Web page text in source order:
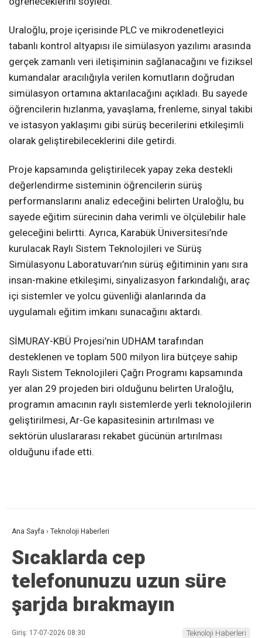
Uraloğlu, proje içerisinde PLC ve mikrodenetleyici
tabanlı kontrol altyapısı ile simülasyon yazılımı arasında
gerçek zamanlı veri iletişiminin sağlanacağını ve fiziksel
kumandalar aracılığıyla verilen komutların doğrudan
simülasyon ortamına aktarılacağını açıkladı. Bu sayede
öğrencilerin hızlanma, yavaşlama, frenleme, sinyal takibi
ve istasyon yaklaşımı gibi sürüş becerilerini etkileşimli
olarak geliştirebileceklerini dile getirdi.
Proje kapsamında geliştirilecek yapay zeka destekli
değerlendirme sisteminin öğrencilerin sürüş
performanslarını analiz edeceğini belirten Uraloğlu, bu
sayede eğitim sürecinin daha verimli ve ölçülebilir hale
geleceğini belirtti. Ayrıca, Karabük Üniversitesi’nde
kurulacak Raylı Sistem Teknolojileri ve Sürüş
Simülasyonu Laboratuvarı’nın sürüş eğitiminin yanı sıra
insan-makine etkileşimi, sinyalizasyon farkındalığı, araç
içi sistemler ve yolcu güvenliği alanlarında da
uygulamalı eğitim imkanı sunacağını aktardı.
SİMURAY-KBÜ Projesi’nin UDHAM tarafından
desteklenen ve toplam 500 milyon lira bütçeye sahip
Raylı Sistem Teknolojileri Çağrı Programı kapsamında
yer alan 29 projeden biri olduğunu belirten Uraloğlu,
programın amacının raylı sistemlerde yerli teknolojilerin
geliştirilmesi, Ar-Ge kapasitesinin artırılması ve
sektörün uluslararası rekabet gücünün artırılması
olduğunu ifade etti.
Ana Sayfa › Teknoloji Haberleri
Sıcaklarda cep
telefonunuzu uzun süre
şarjda bırakmayın
Giriş: 17-07-2026 08:30
Teknoloji Haberleri